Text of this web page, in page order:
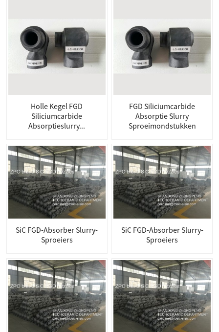
Holle Kegel FGD
Siliciumcarbide
Absorptieslurry...
FGD Siliciumcarbide
Absorptie Slurry
Sproeimondstukken
SiC FGD-Absorber Slurry-
Sproeiers
SiC FGD-Absorber Slurry-
Sproeiers